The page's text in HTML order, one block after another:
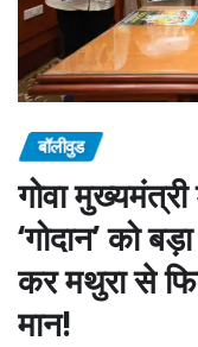
बॉलीवुड
गोवा
‘गोदान’ को
कर मथुरा से
मान!